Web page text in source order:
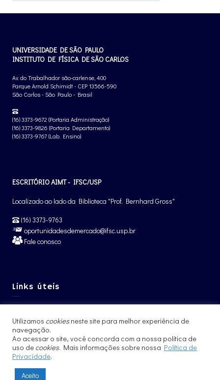
UNIVERSIDADE DE SÃO PAULO
INSTITUTO DE FÍSICA DE SÃO CARLOS
Av. do Trabalhador são-carlense, 400
Parque Arnold Schimidt - CEP 13566-590
São Carlos - São Paulo - Brasil
(16) 3373-9672 (Portaria Administração)
(16) 3373-9826 (Portaria Departamento)
(16) 3373-9767 (Lab. Ensino)
ESCRITÓRIO AIMT - IFSC/USP
Localizado ao lado da Biblioteca "Prof. Bernhard Gross"
(16) 3373-9763
oportunidadesdemercado@ifsc.usp.br
Fale conosco
Links úteis
Pós-Graduação IFSC
Intercâmbio – CCNInt
Utilizamos cookiesneste site para melhor experiência de
navegação.
Ao acessar o site, você concorda com a nossa política de
uso de cookies. Mais informações sobre nossa Política de
Privacidade.
Aceito